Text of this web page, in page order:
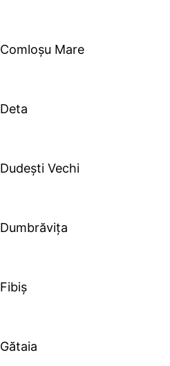
Comloșu Mare
Deta
Dudești Vechi
Dumbrăvița
Fibiș
Gătaia